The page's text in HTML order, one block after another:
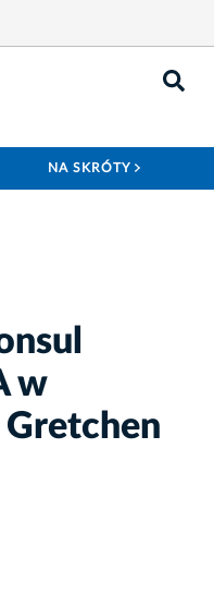
NA SKRÓTY
w